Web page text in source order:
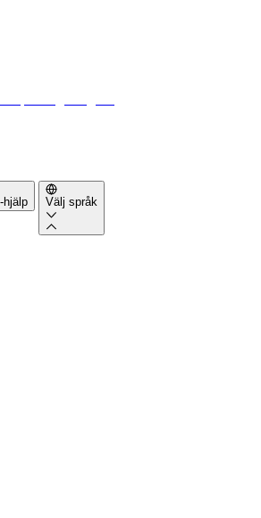
hjälp Välj språk